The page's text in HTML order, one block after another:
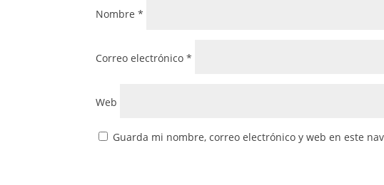
Nombre*
Correo electrónico*
Web
Guarda mi nombre, correo electrónico y web en este